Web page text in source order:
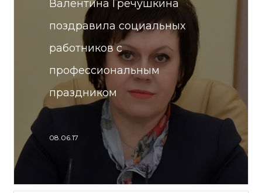
Валентина Гречушкина
поздравила социальных
работников с
профессиональным
праздником
08.06.17